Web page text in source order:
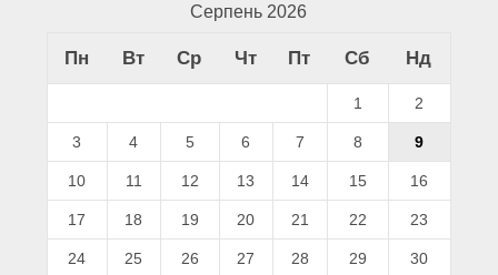
Серпень 2026
Пн Вт Ср Чт Пт Сб Нд
1 2
3 4 5 6 7 8 9
10 11 12 13 14 15 16
17 18 19 20 21 22 23
24 25 26 27 28 29 30